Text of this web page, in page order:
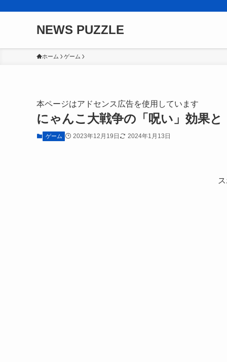
NEWS PUZZLE
ホーム ゲーム
本ページはアドセンス広告を使用しています
にゃんこ大戦争の「呪い」効果
ゲーム 2023年12月19日 2024年1月13日